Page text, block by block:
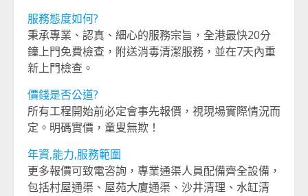
服務態度如何?
秉承專業、認真、細心的服務宗旨，全港最快20分
鐘上門免費檢查，附送消毒清潔服務，並在7天內重
新上門檢查。
價錢是否公道?
所有工程開始前必定會事先報價，視現場實際情況而
定。明碼實價，童叟無欺！
年資,能力,服務範圍
更多報價可致電咨詢，專業通渠人員配備齊全設備，
包括村屋通渠、屋苑大廈通渠、沙井清理、水缸清